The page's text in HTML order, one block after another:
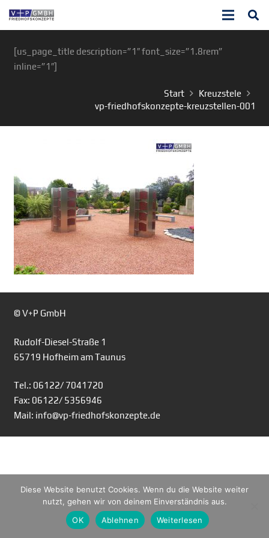
[us_page_title description=”1″ font_size=”1.8rem”
inline=”1″]
Start
Kreuzstele
vp-friedhofskonzepte-kreuzstellen-001
© V+P GmbH
Rudolf-Diesel-Straße 1
65719 Hofheim am Taunus
Tel.: 06122/ 7041720
Fax: 06122/ 5356946
Mail: info@vp-friedhofskonzepte.de
Diese Website benutzt Cookies. Wenn du die Website weiter
nutzt, gehen wir von deinem Einverständnis aus.
OK
Ablehnen Weiterlesen